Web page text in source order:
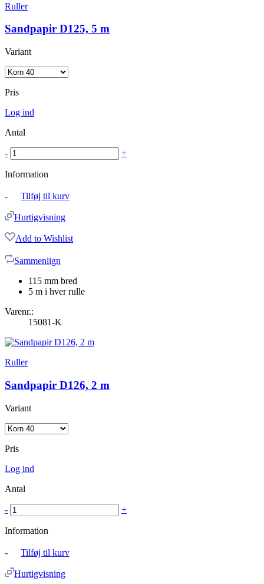
Ruller
Sandpapir D125, 5 m
Variant
Pris
Log ind
Antal
- +
Information
- Tilføj til kurv
Hurtigvisning
Add to Wishlist
Sammenlign
115 mm bred
5 m i hver rulle
Varenr.:
15081-K
Ruller
Sandpapir D126, 2 m
Variant
Pris
Log ind
Antal
- +
Information
- Tilføj til kurv
Hurtigvisning